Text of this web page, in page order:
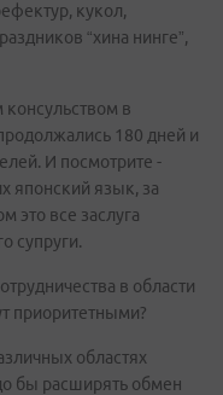
кукол,
“хина нинге”,
в
180 дней и
И посмотрите -
японский язык, за
это все заслуга
супруги.
в области
приоритетными?
областях
бы расширять обмен